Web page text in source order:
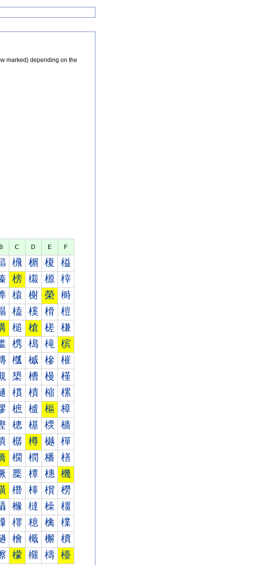
marked) depending on the
B C D E F
榌 榍 榎 榏
榜 榝 榞 榟
榬 榭 榮 榯
榼 榽 榾 榿
槌 槍 槎 槏
槜 槝 槞 槟
槬 槭 槮 槯
槼 槽 槾 槿
樌 樍 樎 樏
樜 樝 樞 樟
樬 樭 樮 樯
樼 樽 樾 樿
橌 橍 橎 橏
橜 橝 橞 機
橬 橭 橮 橯
橼 橽 橾 橿
檌 檍 檎 檏
檜 檝 檞 檟
檬 檭 檮 檯